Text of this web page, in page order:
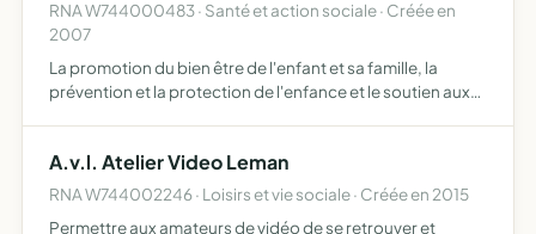
RNA W744000483 · Santé et action sociale · Créée en
2007
La promotion du bien être de l'enfant et sa famille, la
prévention et la protection de l'enfance et le soutien aux
A.v.l. Atelier Video Leman
RNA W744002246 · Loisirs et vie sociale · Créée en 2015
Permettre aux amateurs de vidéo de se retrouver et